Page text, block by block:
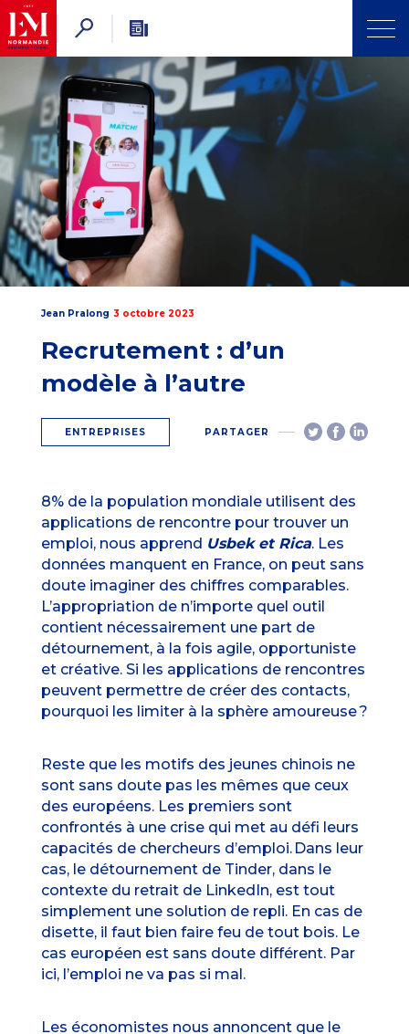
Jean Pralong 3 octobre 2023
Recrutement : d’un
modèle à l’autre
ENTREPRISES PARTAGER
8% de la population mondiale utilisent des
applications de rencontre pour trouver un
emploi, nous apprend Usbek et Rica. Les
données manquent en France, on peut sans
doute imaginer des chiffres comparables.
L’appropriation de n’importe quel outil
contient nécessairement une part de
détournement, à la fois agile, opportuniste
et créative. Si les applications de rencontres
peuvent permettre de créer des contacts,
pourquoi les limiter à la sphère amoureuse ?
Reste que les motifs des jeunes chinois ne
sont sans doute pas les mêmes que ceux
des européens. Les premiers sont
confrontés à une crise qui met au défi leurs
capacités de chercheurs d’emploi. Dans leur
cas, le détournement de Tinder, dans le
contexte du retrait de LinkedIn, est tout
simplement une solution de repli. En cas de
disette, il faut bien faire feu de tout bois. Le
cas européen est sans doute différent. Par
ici, l’emploi ne va pas si mal.
Les économistes nous annoncent que le